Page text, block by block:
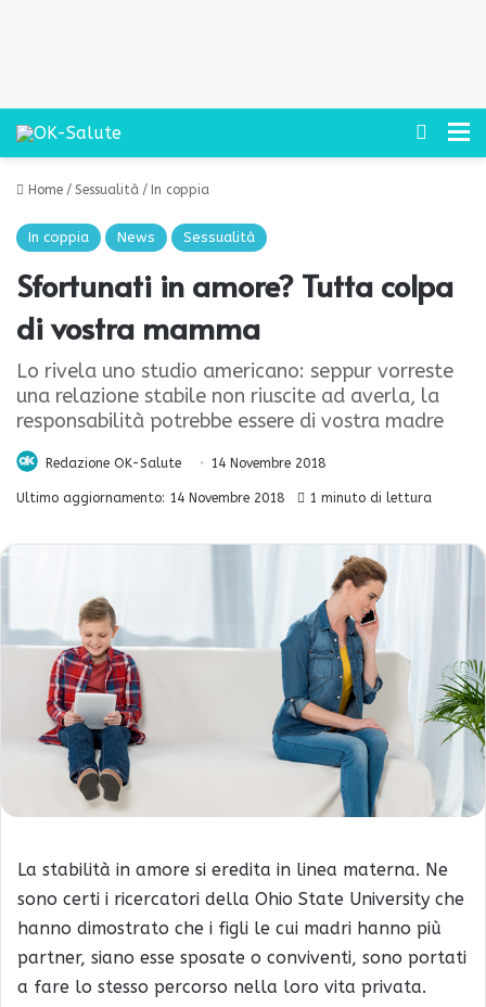
Cerca
Home / Sessualità / In coppia
In coppia News Sessualità
Sfortunati in amore? Tutta colpa
di vostra mamma
Lo rivela uno studio americano: seppur vorreste
una relazione stabile non riuscite ad averla, la
responsabilità potrebbe essere di vostra madre
Redazione OK-Salute 14 Novembre 2018
Ultimo aggiornamento: 14 Novembre 2018 1 minuto di lettura
La stabilità in amore si eredita in linea materna. Ne
sono certi i ricercatori della Ohio State University che
hanno dimostrato che i figli le cui madri hanno più
partner, siano esse sposate o conviventi, sono portati
a fare lo stesso percorso nella loro vita privata.